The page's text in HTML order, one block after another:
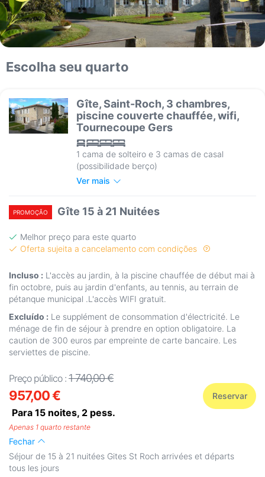
Escolha seu quarto
Gîte, Saint-Roch, 3 chambres,
piscine couverte chauffée, wifi,
Tournecoupe Gers
1 cama de solteiro e 3 camas de casal
(possibilidade berço)
Ver mais
PROMOÇÃO Gîte 15 à 21 Nuitées
Melhor preço para este quarto
Oferta sujeita a cancelamento com condições
Incluso : L'accès au jardin, à la piscine chauffée de début mai à
fin octobre, puis au jardin d'enfants, au tennis, au terrain de
pétanque municipal .L'accès WIFI gratuit.
Excluído : Le supplément de consommation d'électricité. Le
ménage de fin de séjour à prendre en option obligatoire. La
caution de 300 euros par empreinte de carte bancaire. Les
serviettes de piscine.
Preço público : 1 740,00 €
957,00 €
Para 15 noites, 2 pess.
Reservar
Apenas 1 quarto restante
Fechar
Séjour de 15 à 21 nuitées Gites St Roch arrivées et départs
tous les jours